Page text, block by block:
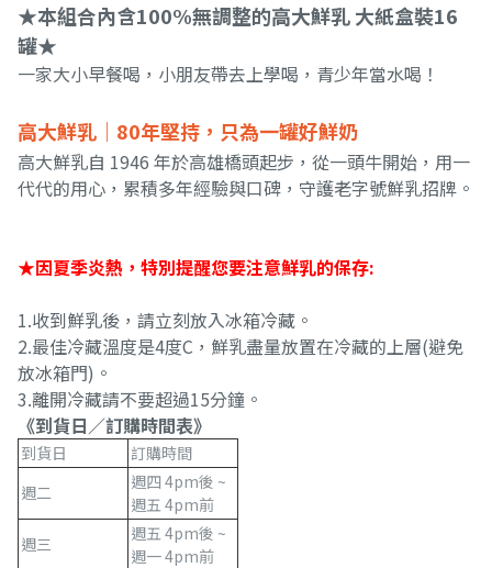
★本組合內含100%無調整的高大鮮乳 大紙盒裝16
罐★
一家大小早餐喝，小朋友帶去上學喝，青少年當水喝！
高大鮮乳｜80年堅持，只為一罐好鮮奶
高大鮮乳自 1946 年於高雄橋頭起步，從一頭牛開始，用一
代代的用心，累積多年經驗與口碑，守護老字號鮮乳招牌。
★因夏季炎熱，特別提醒您要注意鮮乳的保存:
1.收到鮮乳後，請立刻放入冰箱冷藏。
2.最佳冷藏溫度是4度C，鮮乳盡量放置在冷藏的上層(避免
放冰箱門)。
3.離開冷藏請不要超過15分鐘。
《到貨日／訂購時間表》
到貨日
訂購時間
週二
週四 4pm後 ~
週五 4pm前
週三
週五 4pm後 ~
週一 4pm前